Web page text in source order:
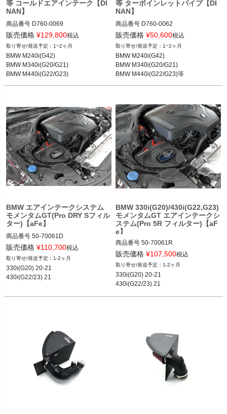
等 コールドエアインテーク【DI
NAN】
商品番号 D760-0069
BMW M240i(G42) 21-
BMW M440i(G22/G23) 19-
販売価格 ¥129,800税込
1~2ヶ月
BMW M240i(G42)
BMW M340i(G20/G21)
BMW M440i(G22/G23)
等 ターボインレットパイプ【DI
NAN】
商品番号 D760-0062
BMW M240i(G42) 21-
BMW M440i(G22/G23) 19-
BMW X3 M40i(G01)前期 17-21
BMW X4 M40i(G02)前期 17-21
BMW Z4 M40i(G29) 19-23
販売価格 ¥50,600税込
1~2ヶ月
BMW M240i(G42)
BMW M340i(G20/G21)
BMW M440i(G22/G23)等
BMW エアインテークシステム
モメンタムGT(Pro DRY Sフィル
ター)【aFe】
商品番号 50-70061D
50-70061D
販売価格 ¥110,700税込
1-2ヶ月
330i(G20) 20-21
430i(G22/23) 21
BMW 330i(G20)/430i(G22,G23)
モメンタムGT エアインテークシ
ステム(Pro 5R フィルター)【aF
e】
商品番号 50-70061R
50-70061R
販売価格 ¥107,500税込
1-2ヶ月
330i(G20) 20-21
430i(G22/23) 21